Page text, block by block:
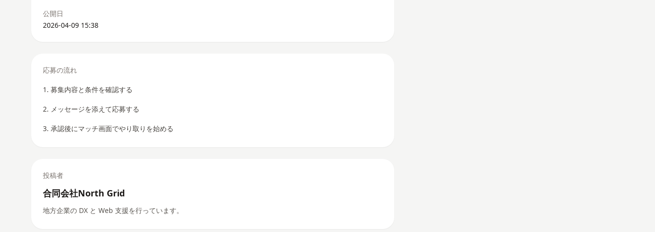
公開日
2026-04-09 15:38
応募の流れ
1. 募集内容と条件を確認する
2. メッセージを添えて応募する
3. 承認後にマッチ画面でやり取りを始める
投稿者
合同会社North Grid
地方企業の DX と Web 支援を行っています。